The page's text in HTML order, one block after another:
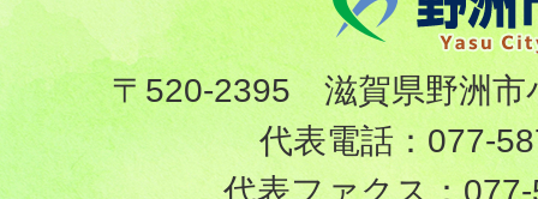
〒520-2395 滋賀県野洲市
代表電話： 077-
代表ファクス：